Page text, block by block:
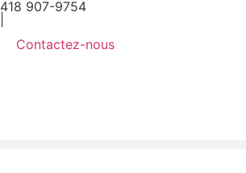
418 907-9754
Contactez-nous